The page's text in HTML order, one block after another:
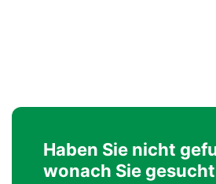
Haben Sie nicht
wonach Sie